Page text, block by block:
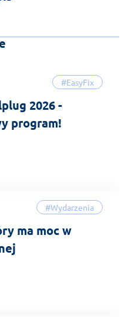
#EasyFix
2026 -
program!
#Wydarzenia
ma moc w